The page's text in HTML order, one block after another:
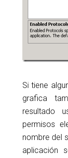
Si tiene
grafica
resultado
permisos
nombre del
aplicación